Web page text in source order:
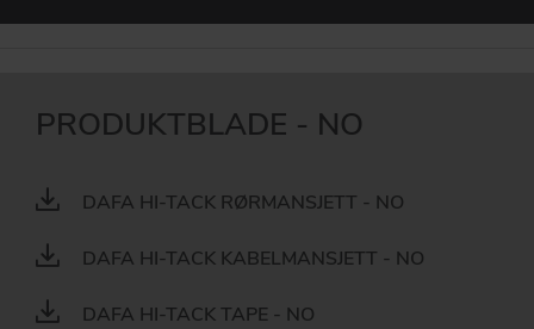
PRODUKTBLADE - NO
DAFA HI-TACK RØRMANSJETT - NO
DAFA HI-TACK KABELMANSJETT - NO
DAFA HI-TACK TAPE - NO
DAFA GROUP